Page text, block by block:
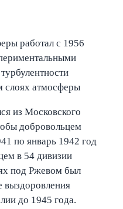
работал с 1956
слоях атмосферы
из Московского
добровольцем
по январь 1942 год
в 54 дивизии
под Ржевом был
выздоровления
до 1945 года.